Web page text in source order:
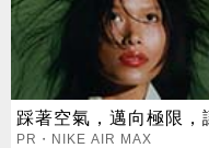
踩著空氣，邁向極限，
PR・NIKE AIR MAX